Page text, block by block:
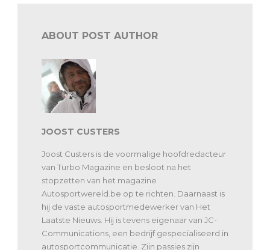
ABOUT POST AUTHOR
JOOST CUSTERS
Joost Custers is de voormalige hoofdredacteur
van Turbo Magazine en besloot na het
stopzetten van het magazine
Autosportwereld.be op te richten. Daarnaast is
hij de vaste autosportmedewerker van Het
Laatste Nieuws. Hij is tevens eigenaar van JC-
Communications, een bedrijf gespecialiseerd in
autosportcommunicatie. Zijn passies zijn